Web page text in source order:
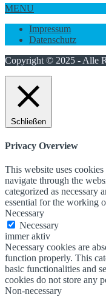
MENU
Impressum
Datenschutz
Copyright © 2025 - Alle
Schließen
Privacy Overview
This website uses
navigate through the
categorized as necessary
essential for the working
Necessary
Necessary
immer aktiv
Necessary cookies are
function properly. This
basic functionalities and
cookies do not store any
Non-necessary